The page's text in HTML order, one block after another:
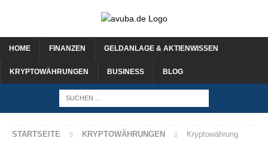
HOME FINANZEN GELDANLAGE & AKTIENWISSEN
KRYPTOWÄHRUNGEN BUSINESS BLOG
STARTSEITE KRYPTOWÄHRUNGEN
Kryptowährung